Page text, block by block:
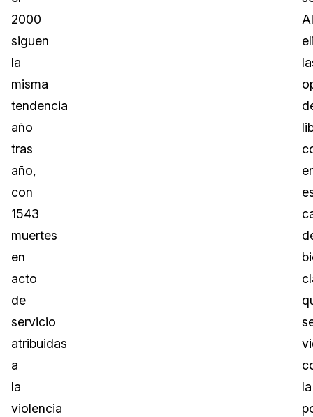
2000
siguen
la
misma
tendencia
año
tras
año,
con
1543
muertes
en
acto
de
servicio
atribuidas
a
la
violencia
Al
la